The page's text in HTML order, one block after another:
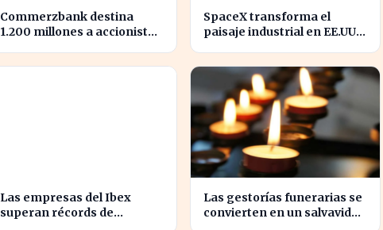
Commerzbank destina
1.200 millones a accionistas
SpaceX transforma el
paisaje industrial en EE.UU.
zonas
Las empresas del Ibex
superan récords de
Las gestorías funerarias se
convierten en un salvavidas